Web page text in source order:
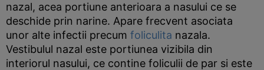
nazal, acea portiune anterioara a nasului ce se
deschide prin narine. Apare frecvent asociata
unor alte infectii precum foliculita nazala.
Vestibulul nazal este portiunea vizibila din
interiorul nasului, ce contine foliculii de par si este